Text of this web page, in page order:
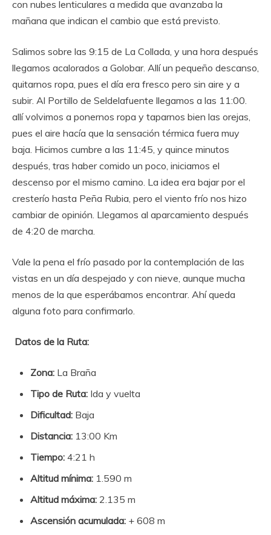
con nubes lenticulares a medida que avanzaba la
mañana que indican el cambio que está previsto.
Salimos sobre las 9:15 de La Collada, y una hora después
llegamos acalorados a Golobar. Allí un pequeño descanso,
quitarnos ropa, pues el día era fresco pero sin aire y a
subir. Al Portillo de Seldelafuente llegamos a las 11:00.
allí volvimos a ponernos ropa y taparnos bien las orejas,
pues el aire hacía que la sensación térmica fuera muy
baja. Hicimos cumbre a las 11:45, y quince minutos
después, tras haber comido un poco, iniciamos el
descenso por el mismo camino. La idea era bajar por el
cresterío hasta Peña Rubia, pero el viento frío nos hizo
cambiar de opinión. Llegamos al aparcamiento después
de 4:20 de marcha.
Vale la pena el frío pasado por la contemplación de las
vistas en un día despejado y con nieve, aunque mucha
menos de la que esperábamos encontrar. Ahí queda
alguna foto para confirmarlo.
Datos de la Ruta:
Zona: La Braña
Tipo de Ruta: Ida y vuelta
Dificultad: Baja
Distancia: 13:00 Km
Tiempo: 4:21 h
Altitud mínima: 1.590 m
Altitud máxima: 2.135 m
Ascensión acumulada: + 608 m